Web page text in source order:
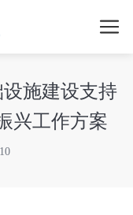
施建设支持
兴工作方案